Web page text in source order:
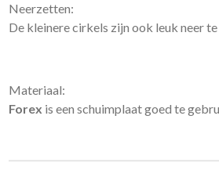
Neerzetten:
De kleinere cirkels zijn ook leuk neer
Materiaal:
Forex is een schuimplaat goed te